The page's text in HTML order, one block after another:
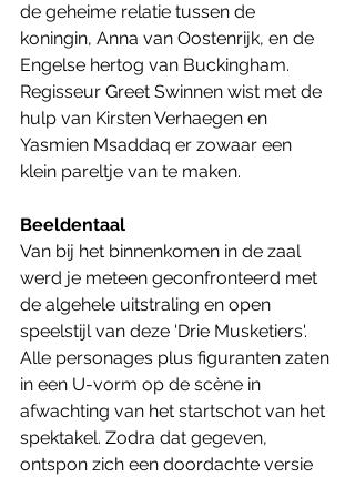
de geheime relatie tussen de
koningin, Anna van Oostenrijk, en de
Engelse hertog van Buckingham.
Regisseur Greet Swinnen wist met de
hulp van Kirsten Verhaegen en
Yasmien Msaddaq er zowaar een
klein pareltje van te maken.
Beeldentaal
Van bij het binnenkomen in de zaal
werd je meteen geconfronteerd met
de algehele uitstraling en open
speelstijl van deze 'Drie Musketiers'.
Alle personages plus figuranten zaten
in een U-vorm op de scène in
afwachting van het startschot van het
spektakel. Zodra dat gegeven,
ontspon zich een doordachte versie